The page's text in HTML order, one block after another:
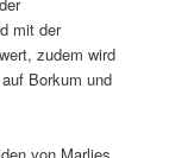
mit der
zudem wird
Borkum und